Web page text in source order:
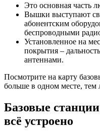
Это основная часть
Вышки выступают
абонентским
беспроводными
Установленное на
покрытия –
антеннами.
Посмотрите на карту
больше в одном месте, тем
Базовые
всё устроено